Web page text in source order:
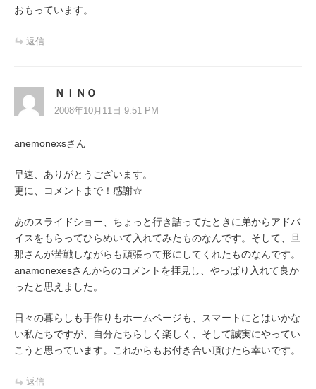
おもっています。
返信
ＮＩＮＯ
2008年10月11日 9:51 PM
anemonexsさん
早速、ありがとうございます。
更に、コメントまで！感謝☆
あのスライドショー、ちょっと行き詰ってたときに弟からアドバ
イスをもらってひらめいて入れてみたものなんです。そして、旦
那さんが苦戦しながらも頑張って形にしてくれたものなんです。
anamonexesさんからのコメントを拝見し、やっぱり入れて良か
ったと思えました。
日々の暮らしも手作りもホームページも、スマートにとはいかな
い私たちですが、自分たちらしく楽しく、そして誠実にやってい
こうと思っています。これからもお付き合い頂けたら幸いです。
返信